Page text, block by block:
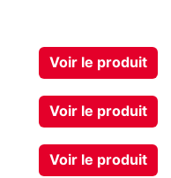
Voir le produit
Voir le produit
Voir le produit